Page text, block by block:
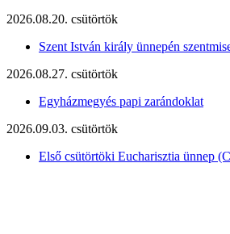
2026.08.20. csütörtök
Szent István király ünnepén
2026.08.27. csütörtök
Egyházmegyés papi zarándoklat
2026.09.03. csütörtök
Első csütörtöki Eucharisztia ünnep